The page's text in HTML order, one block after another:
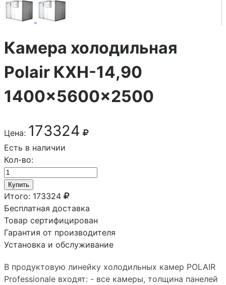
Камера холодильная
Polair КХН-14,90
1400×5600×2500
Цена: 173324
Есть в наличии
Кол-во:
Купить
Итого: 173324
Бесплатная доставка
Товар сертифицирован
Гарантия от производителя
Установка и обслуживание
В продуктовую линейку холодильных камер POLAIR
Professionale входят: - все камеры, толщина панелей